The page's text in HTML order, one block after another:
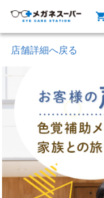
店舗詳細へ戻る